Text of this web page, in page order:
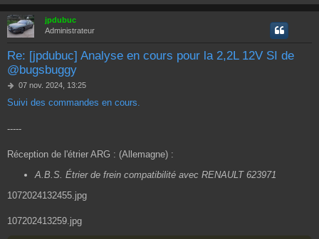
jpdubuc
Administrateur
Re: [jpdubuc] Analyse en cours pour la 2,2L 12V SI de
@bugsbuggy
M
s
07 nov. 2024, 13:25
Suivi des commandes en cours.
-----
Réception de l'étrier ARG : (Allemagne) :
A.B.S. Étrier de frein compatibilité avec RENAULT 623971
1072024132455.jpg
107202413259.jpg